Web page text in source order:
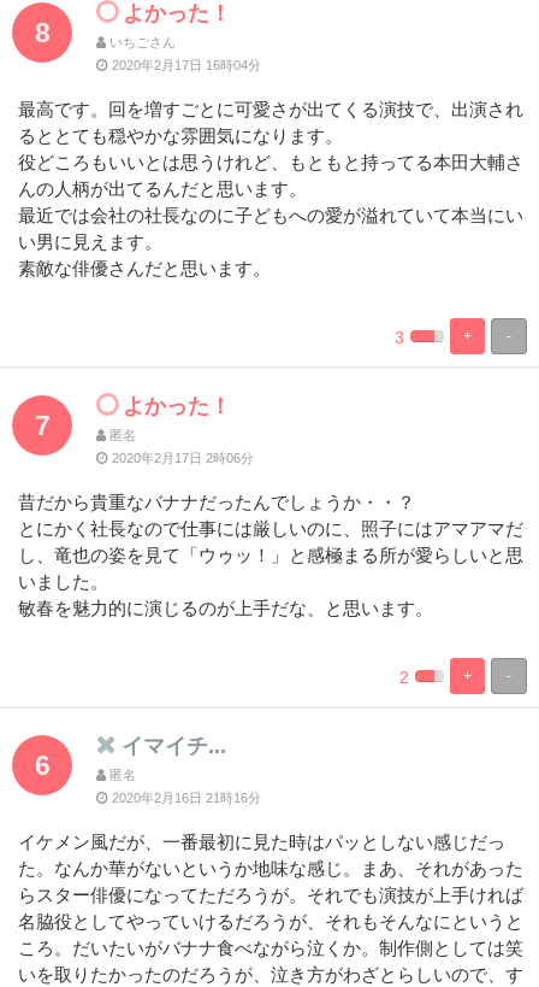
8
よかった！
いちごさん
2020年2月17日 16時04分
最高です。回を増すごとに可愛さが出てくる演技で、出演され
るととても穏やかな雰囲気になります。
役どころもいいとは思うけれど、もともと持ってる本田大輔さ
んの人柄が出てるんだと思います。
最近では会社の社長なのに子どもへの愛が溢れていて本当にい
い男に見えます。
素敵な俳優さんだと思います。
-
+
%
Complete
100%
Complete
3
7
よかった！
匿名
2020年2月17日 2時06分
昔だから貴重なバナナだったんでしょうか・・？
とにかく社長なので仕事には厳しいのに、照子にはアマアマだ
し、竜也の姿を見て「ウゥッ！」と感極まる所が愛らしいと思
いました。
敏春を魅力的に演じるのが上手だな、と思います。
-
+
%
Complete
100%
Complete
2
6
イマイチ...
匿名
2020年2月16日 21時16分
イケメン風だが、一番最初に見た時はパッとしない感じだっ
た。なんか華がないというか地味な感じ。まあ、それがあった
らスター俳優になってただろうが。それでも演技が上手ければ
名脇役としてやっていけるだろうが、それもそんなにというと
ころ。だいたいがバナナ食べながら泣くか。制作側としては笑
いを取りたかったのだろうが、泣き方がわざとらしいので、す